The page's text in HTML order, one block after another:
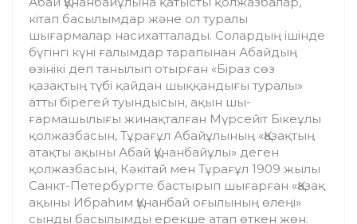
кітап басылымдар және ол туралы
шығармалар насихатталады. Солардың ішін­де
бүгінгі күні ғалымдар тарапынан Абай­дың
өзінікі деп танылып отырған «Бі­раз сөз
қазақтың түбі қайдан шыққандығы туралы»
атты бірегей туындысын, ақын шы­
ғармашылығы жинақталған Мүрсейіт Бі­кеұлы
қолжазбасын, Тұрағұл Абайұлының «Қ­азақтың
атақты ақыны Абай Құнанбай­ұлы» деген
қолжазбасын, Кәкітай мен Тұра­ғұл 1909 жылы
Санкт-Петербургте бастырып шығарған «Қазақ
ақыны Ибраһим Құнанбай оғылының өлеңі»
сынды басылымды ерекше атап өткен жөн.